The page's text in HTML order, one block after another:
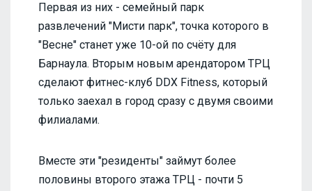
Первая из них - семейный парк
развлечений "Мисти парк", точка которого в
"Весне" станет уже 10-ой по счёту для
Барнаула. Вторым новым арендатором ТРЦ
сделают фитнес-клуб DDX Fitness, который
только заехал в город сразу с двумя своими
филиалами.
Вместе эти "резиденты" займут более
половины второго этажа ТРЦ - почти 5